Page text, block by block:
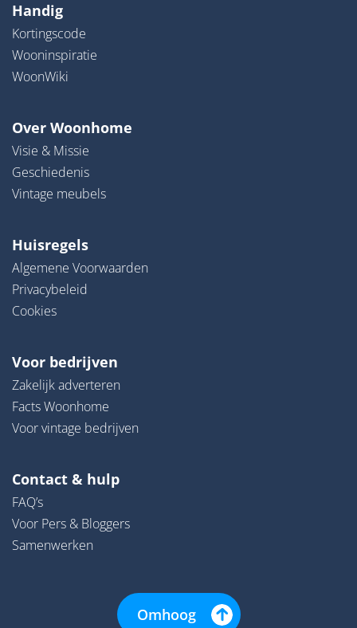
Handig
Kortingscode
Wooninspiratie
WoonWiki
Over Woonhome
Visie & Missie
Geschiedenis
Vintage meubels
Huisregels
Algemene Voorwaarden
Privacybeleid
Cookies
Voor bedrijven
Zakelijk adverteren
Facts Woonhome
Voor vintage bedrijven
Contact & hulp
FAQ’s
Voor Pers & Bloggers
Samenwerken
Omhoog